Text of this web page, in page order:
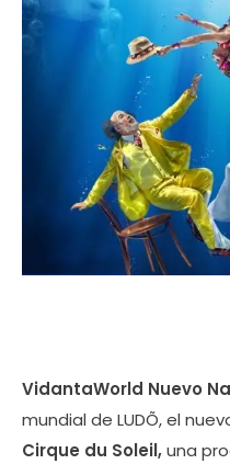
VidantaWorld Nuevo
mundial de LUDÕ, el
Cirque du Soleil,una